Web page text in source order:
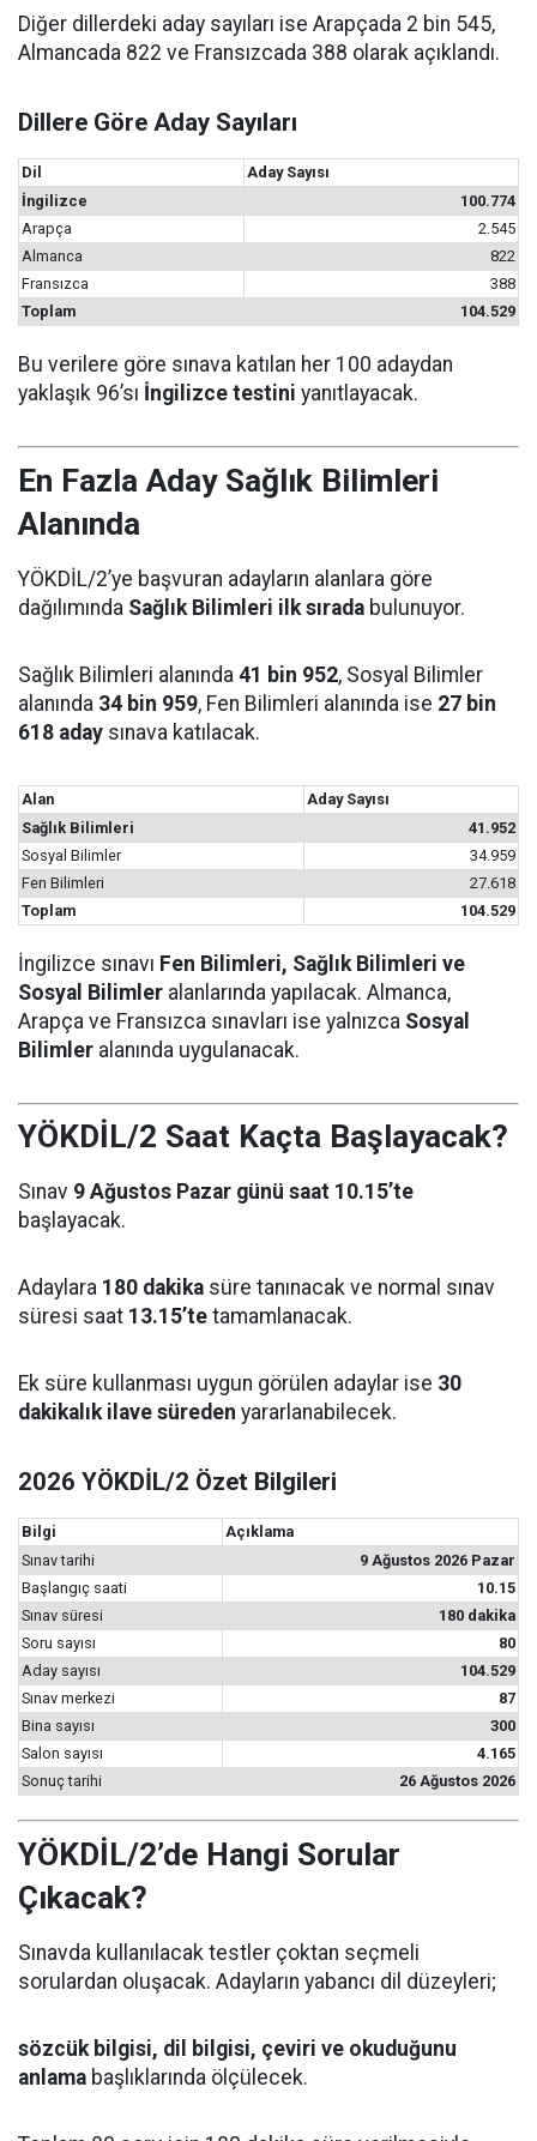
Diğer dillerdeki aday sayıları ise Arapçada 2 bin 545,
Almancada 822 ve Fransızcada 388 olarak açıklandı.
Dillere Göre Aday Sayıları
Dil
Aday Sayısı
İngilizce
100.774
Arapça
2.545
Almanca
822
Fransızca
388
Toplam
104.529
Bu verilere göre sınava katılan her 100 adaydan
yaklaşık 96’sı İngilizce testini yanıtlayacak.
En Fazla Aday Sağlık Bilimleri
Alanında
YÖKDİL/2’ye başvuran adayların alanlara göre
dağılımında Sağlık Bilimleri ilk sırada bulunuyor.
Sağlık Bilimleri alanında 41 bin 952, Sosyal Bilimler
alanında 34 bin 959, Fen Bilimleri alanında ise 27 bin
618 aday sınava katılacak.
Alan
Aday Sayısı
Sağlık Bilimleri
41.952
Sosyal Bilimler
34.959
Fen Bilimleri
27.618
Toplam
104.529
İngilizce sınavı Fen Bilimleri, Sağlık Bilimleri ve
Sosyal Bilimler alanlarında yapılacak. Almanca,
Arapça ve Fransızca sınavları ise yalnızca Sosyal
Bilimler alanında uygulanacak.
YÖKDİL/2 Saat Kaçta Başlayacak?
Sınav 9 Ağustos Pazar günü saat 10.15’te
başlayacak.
Adaylara 180 dakika süre tanınacak ve normal sınav
süresi saat 13.15’te tamamlanacak.
Ek süre kullanması uygun görülen adaylar ise 30
dakikalık ilave süreden yararlanabilecek.
2026 YÖKDİL/2 Özet Bilgileri
Bilgi
Açıklama
Sınav tarihi
9 Ağustos 2026 Pazar
Başlangıç saati
10.15
Sınav süresi
180 dakika
Soru sayısı
80
Aday sayısı
104.529
Sınav merkezi
87
Bina sayısı
300
Salon sayısı
4.165
Sonuç tarihi
26 Ağustos 2026
YÖKDİL/2’de Hangi Sorular
Çıkacak?
Sınavda kullanılacak testler çoktan seçmeli
sorulardan oluşacak. Adayların yabancı dil düzeyleri;
sözcük bilgisi, dil bilgisi, çeviri ve okuduğunu
anlama başlıklarında ölçülecek.